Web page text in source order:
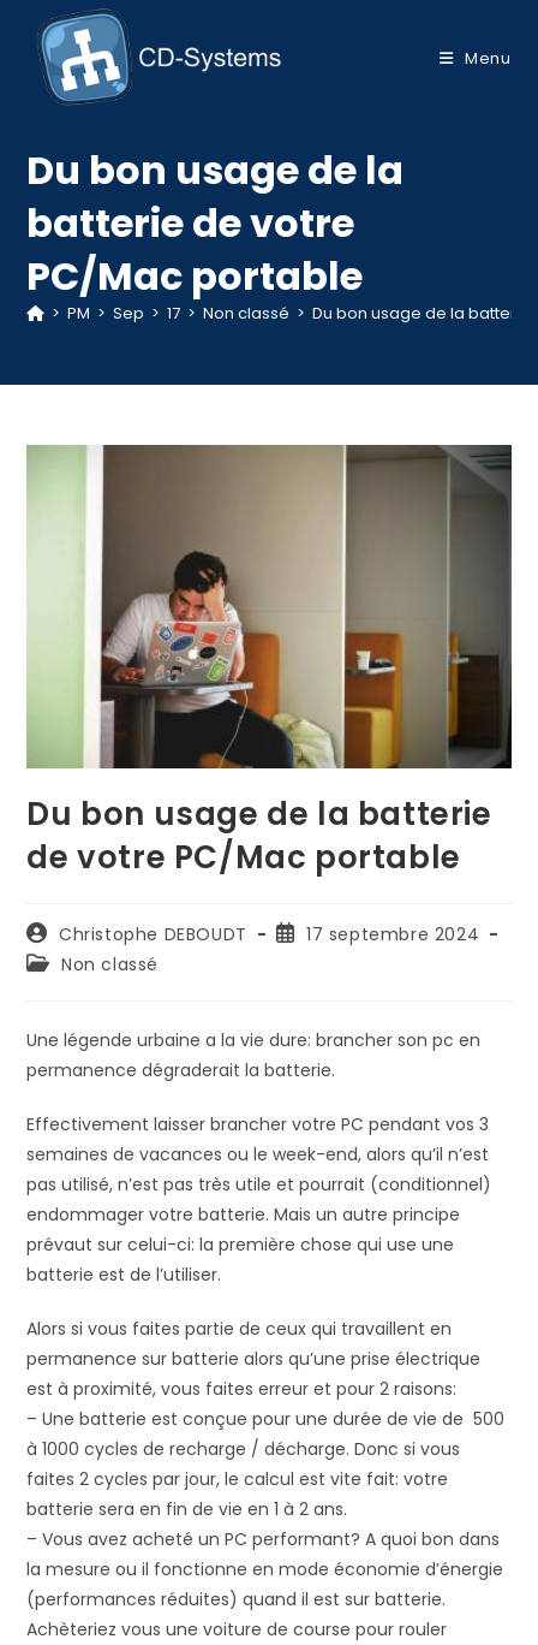
content
Menu
Du bon usage de la
batterie de votre
PC/Mac portable
> PM > Sep > 17 > Non classé > Du bon usage de la
Du bon usage de la batterie
de votre PC/Mac portable
Auteur/autrice
de
la
Christophe DEBOUDT
Publication
17 septembre 2024
PostNon classé
Une légende urbaine a la vie dure: brancher son pc en
permanence dégraderait la batterie.
Effectivement laisser brancher votre PC pendant vos 3
semaines de vacances ou le week-end, alors qu’il n’est
pas utilisé, n’est pas très utile et pourrait (conditionnel)
endommager votre batterie. Mais un autre principe
prévaut sur celui-ci: la première chose qui use une
batterie est de l’utiliser.
Alors si vous faites partie de ceux qui travaillent en
permanence sur batterie alors qu’une prise électrique
est à proximité, vous faites erreur et pour 2 raisons:
– Une batterie est conçue pour une durée de vie de 500
à 1000 cycles de recharge / décharge. Donc si vous
faites 2 cycles par jour, le calcul est vite fait: votre
batterie sera en fin de vie en 1 à 2 ans.
– Vous avez acheté un PC performant? A quoi bon dans
la mesure ou il fonctionne en mode économie d’énergie
(performances réduites) quand il est sur batterie.
Achèteriez vous une voiture de course pour rouler